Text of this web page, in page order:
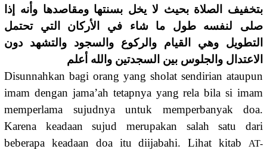
بتخفيف الصلاة بحيث لا يخل بسنتها ومقاصدها وأنه إذا
صلى لنفسه طول ما شاء في الأركان التي تحتمل
التطويل وهي القيام والركوع والسجود والتشهد دون
الاعتدال والجلوس بين السجدتين والله أعلم
Disunnahkan bagi orang yang sholat sendirian ataupun
imam dengan jama’ah tetapnya yang rela bila si imam
memperlama sujudnya untuk memperbanyak doa.
Karena keadaan sujud merupakan salah satu dari
beberapa keadaan doa itu diijabahi. Lihat kitab
AT-